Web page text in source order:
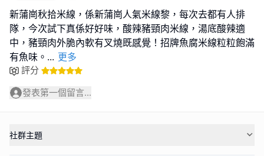
新蒲崗秋拾米線，係新蒲崗人氣米線黎，每次去都有人排
隊，今次試下真係好好味，酸辣豬頸肉米線，湯底酸辣適
中，豬頸肉外脆內軟有叉燒既感覺！招牌魚腐米線粒粒飽滿
有魚味。 ... 更多
評分
發表第一個留言...
社群主題